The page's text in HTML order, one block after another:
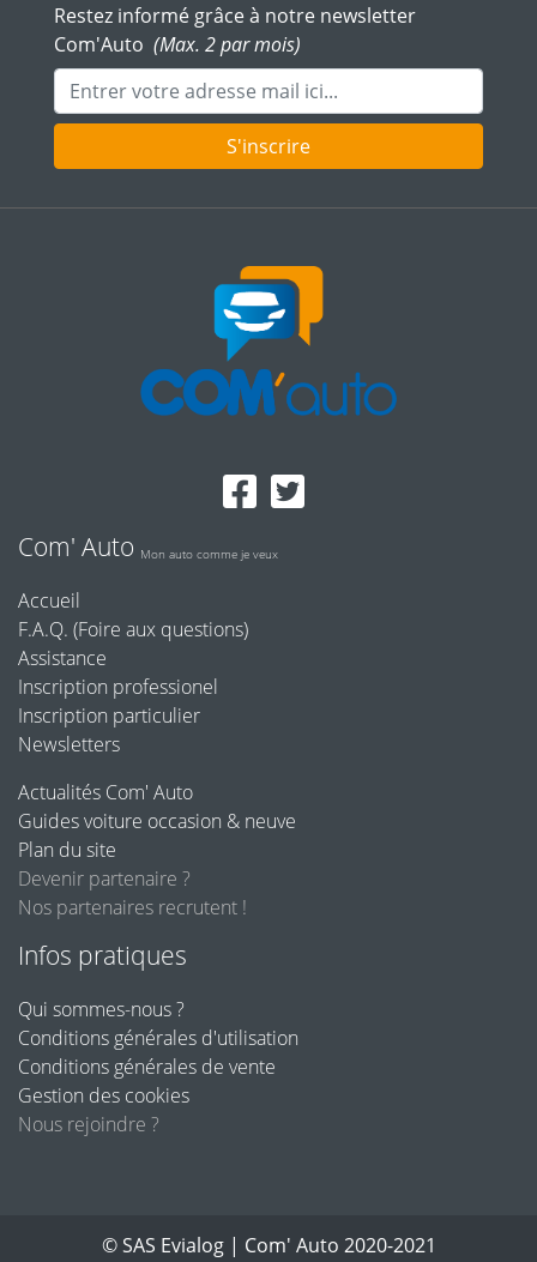
Restez informé grâce à notre newsletter
Com'Auto (Max. 2 par mois)
Adresse mail
S'inscrire
Com' Auto Mon auto comme je veux
Accueil
F.A.Q. (Foire aux questions)
Assistance
Inscription professionel
Inscription particulier
Newsletters
Actualités Com' Auto
Guides voiture occasion & neuve
Plan du site
Devenir partenaire ?
Nos partenaires recrutent !
Infos pratiques
Qui sommes-nous ?
Conditions générales d'utilisation
Conditions générales de vente
Gestion des cookies
Nous rejoindre ?
©SAS Evialog| Com' Auto 2020-2021